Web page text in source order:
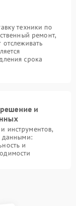
техники по
ремонт,
срока
и
инструментов,
данными:
и